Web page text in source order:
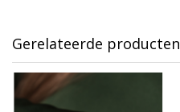
Gerelateerde producten